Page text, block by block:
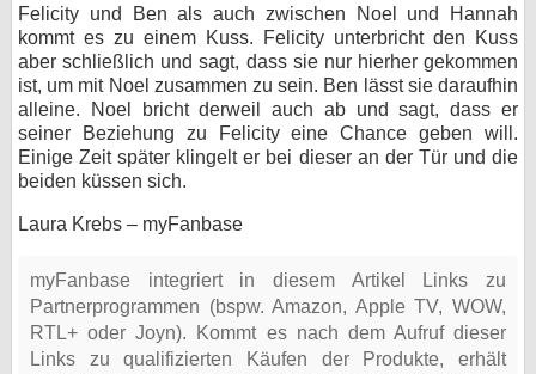
Felicity und Ben als auch zwischen Noel und Hannah
kommt es zu einem Kuss. Felicity unterbricht den Kuss
aber schließlich und sagt, dass sie nur hierher gekommen
ist, um mit Noel zusammen zu sein. Ben lässt sie daraufhin
alleine. Noel bricht derweil auch ab und sagt, dass er
seiner Beziehung zu Felicity eine Chance geben will.
Einige Zeit später klingelt er bei dieser an der Tür und die
beiden küssen sich.
Laura Krebs – myFanbase
myFanbase integriert in diesem Artikel Links zu
Partnerprogrammen (bspw. Amazon, Apple TV, WOW,
RTL+ oder Joyn). Kommt es nach dem Aufruf dieser
Links zu qualifizierten Käufen der Produkte, erhält